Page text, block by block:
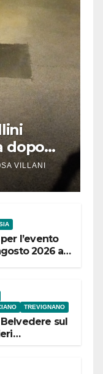
dopo
VILLANI
l’evento
2026 al
TREVIGNANO
sul